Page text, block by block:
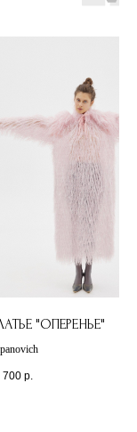
"ОПЕРЕНЬЕ"
700 р.